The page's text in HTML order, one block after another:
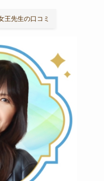
王先生の口コミ